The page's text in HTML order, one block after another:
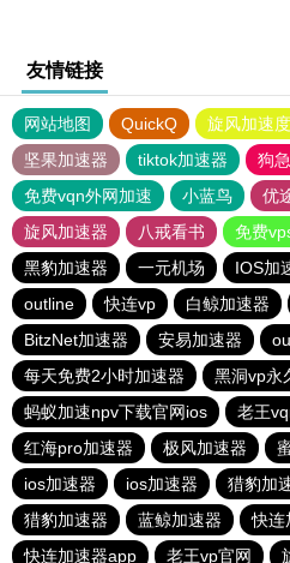
友情链接
网站地图 QuickQ 旋风加速
坚果加速器
tiktok加速器
狗
免费vqn外网加速
小蓝鸟 优
旋风加速器
八戒看书
免费
黑豹加速器
一元机场 IOS加
outline
快连vp 白鲸加速器
BitzNet加速器
安易加速器
每天免费2小时加速器
黑洞vp永
蚂蚁加速npv下载官网ios
老王
红海pro加速器
极风加速器
ios加速器
ios加速器 猎豹加
猎豹加速器
蓝鲸加速器 快连
快连加速器app
老王vp官网